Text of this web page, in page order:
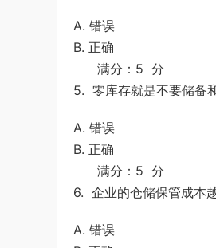
A. 错误
B. 正确
满分：5 分
5. 零库存就是不要储备
A. 错误
B. 正确
满分：5 分
6. 企业的仓储保管成本
A. 错误